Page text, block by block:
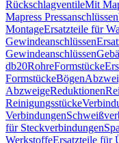
RückschlagventileMit
Mapress Pressanschlüssen
MontageErsatzteile für
Gewindeanschlüssen
Gewindeanschlüssen
db20RohreFormstücke
FormstückeBögen
AbzweigeReduktionen
Reinigungsstücke
Verbindungen
für Steckverbindungen
WerkstoffeErsatzteile für